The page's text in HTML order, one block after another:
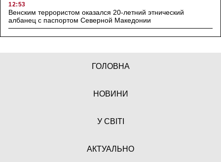
12:53
Венским террористом оказался 20-летний этнический
албанец с паспортом Северной Македонии
ГОЛОВНА
НОВИНИ
У СВІТІ
АКТУАЛЬНО